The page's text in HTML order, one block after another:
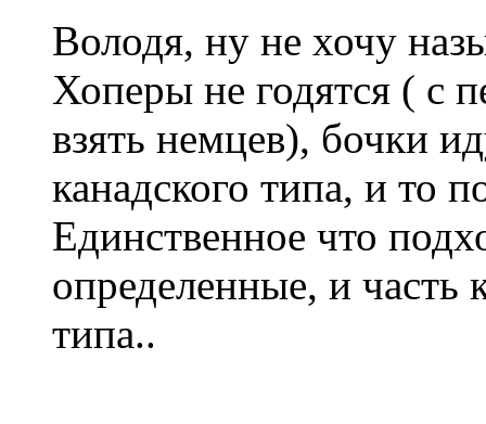
Володя, ну не хочу
Хоперы не годятся ( с
взять немцев), бочки
канадского типа, и то
Единственное что
определенные, и часть
типа..